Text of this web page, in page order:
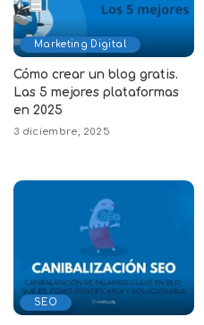
Marketing Digital
Cómo crear un blog gratis.
Las 5 mejores plataformas
en 2025
3 diciembre, 2025
SEO